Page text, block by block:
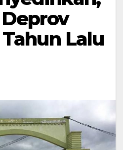
Lalu